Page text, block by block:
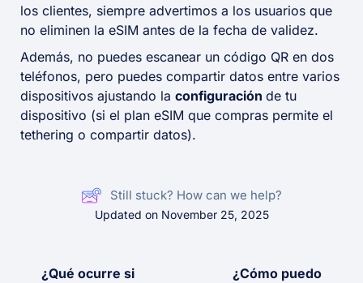
los clientes, siempre advertimos a los usuarios que
no eliminen la eSIM antes de la fecha de validez.
Además, no puedes escanear un código QR en dos
teléfonos, pero puedes compartir datos entre varios
dispositivos ajustando la configuración de tu
dispositivo (si el plan eSIM que compras permite el
tethering o compartir datos).
Still stuck? How can we help?
Updated on November 25, 2025
¿Qué ocurre si
¿Cómo puedo